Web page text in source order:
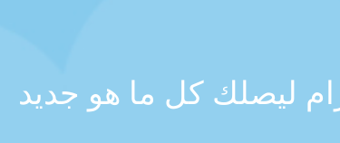
ليصلك كل ما هو جديد